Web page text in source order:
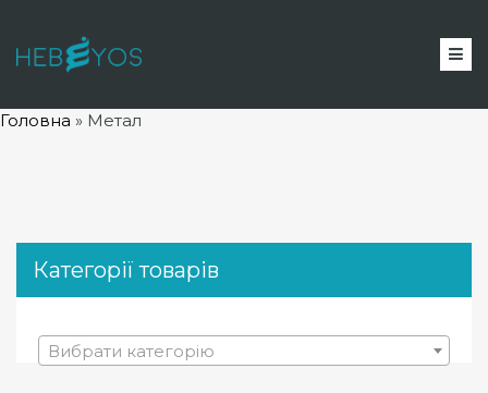
Головна » Метал
Категорії товарів
Вибрати категорію